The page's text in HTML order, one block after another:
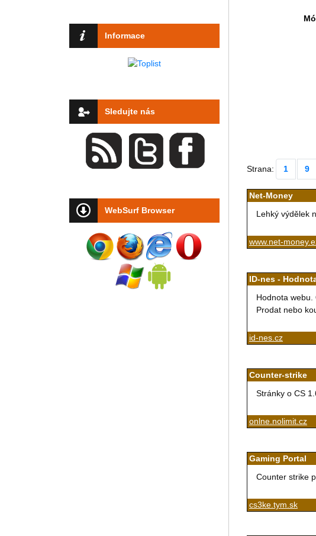
Informace
Sledujte nás
WebSurf Browser
Strana: 1 9
Net-Money
Lehký výdělek
www.net-
ID-nes -
Hodnota webu.
Prodat nebo
id-nes.cz
Counter-strike
Stránky o CS
onlne.nolimit.cz
Gaming Portal
Counter strike
cs3ke.tym.sk